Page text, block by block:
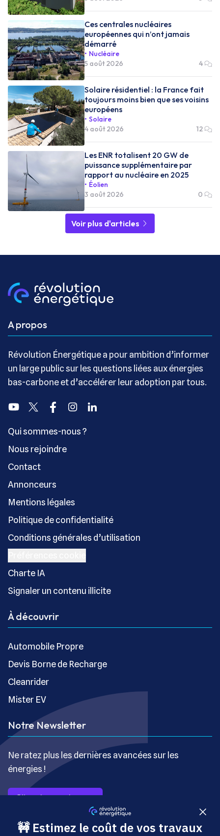
Ces centrales nucléaires
européennes qui n’ont jamais
démarré
Nucléaire
5 août 2026
4
Solaire résidentiel : la France fait
toujours moins bien que ses voisins
européens
Solaire
4 août 2026
12
Les ENR totalisent 20 GW de
puissance supplémentaire par
rapport au nucléaire en 2025
Éolien
3 août 2026
0
Voir plus d'articles
A propos
Révolution Énergétique a pour ambition d’informer
un large public sur les questions liées aux énergies
bas-carbone et d’accélérer leur adoption par tous.
YoutubeTwitter FacebookInstagramLinkedin
Qui sommes-nous ?
Nous rejoindre
Contact
Annonceurs
Mentions légales
Politique de confidentialité
Conditions générales d’utilisation
Charte IA
Signaler un contenu illicite
À découvrir
Automobile Propre
Devis Borne de Recharge
Cleanrider
Mister EV
Notre Newsletter
Ne ratez plus les dernières avancées sur les
énergies !